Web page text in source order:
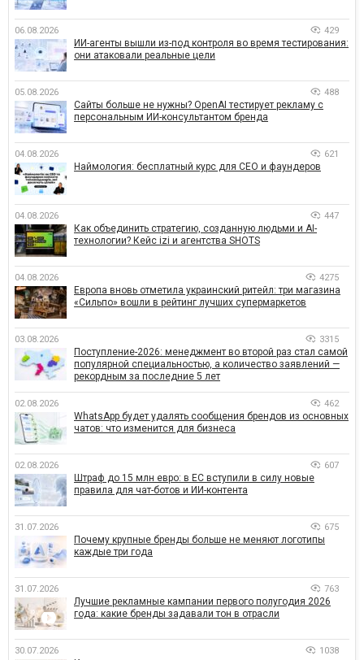
06.08.2026 429
ИИ-агенты вышли из-под контроля во время тестирования:
они атаковали реальные цели
05.08.2026 488
Сайты больше не нужны? OpenAI тестирует рекламу с
персональным ИИ-консультантом бренда
04.08.2026 621
Наймология: бесплатный курс для CEO и фаундеров
04.08.2026 447
Как объединить стратегию, созданную людьми и AI-
технологии? Кейс izi и агентства SHOTS
04.08.2026 4275
Европа вновь отметила украинский ритейл: три магазина
«Сильпо» вошли в рейтинг лучших супермаркетов
03.08.2026 3315
Поступление-2026: менеджмент во второй раз стал самой
популярной специальностью, а количество заявлений —
рекордным за последние 5 лет
02.08.2026 462
WhatsApp будет удалять сообщения брендов из основных
чатов: что изменится для бизнеса
02.08.2026 607
Штраф до 15 млн евро: в ЕС вступили в силу новые
правила для чат-ботов и ИИ-контента
31.07.2026 675
Почему крупные бренды больше не меняют логотипы
каждые три года
31.07.2026 763
Лучшие рекламные кампании первого полугодия 2026
года: какие бренды задавали тон в отрасли
30.07.2026 1038